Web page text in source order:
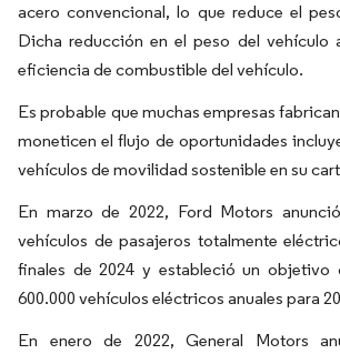
acero convencional, lo que reduce el
Dicha reducción en el peso del vehículo
eficiencia de combustible del vehículo.
Es probable que muchas empresas
moneticen el flujo de oportunidades
vehículos de movilidad sostenible en su
En marzo de 2022, Ford Motors
vehículos de pasajeros totalmente
finales de 2024 y estableció un objetivo
600.000 vehículos eléctricos anuales para
En enero de 2022, General Motors